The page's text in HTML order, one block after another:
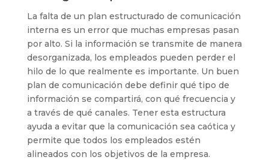
La falta de un plan estructurado de comunicación
interna es un error que muchas empresas pasan
por alto. Si la información se transmite de manera
desorganizada, los empleados pueden perder el
hilo de lo que realmente es importante. Un buen
plan de comunicación debe definir qué tipo de
información se compartirá, con qué frecuencia y
a través de qué canales. Tener esta estructura
ayuda a evitar que la comunicación sea caótica y
permite que todos los empleados estén
alineados con los objetivos de la empresa.